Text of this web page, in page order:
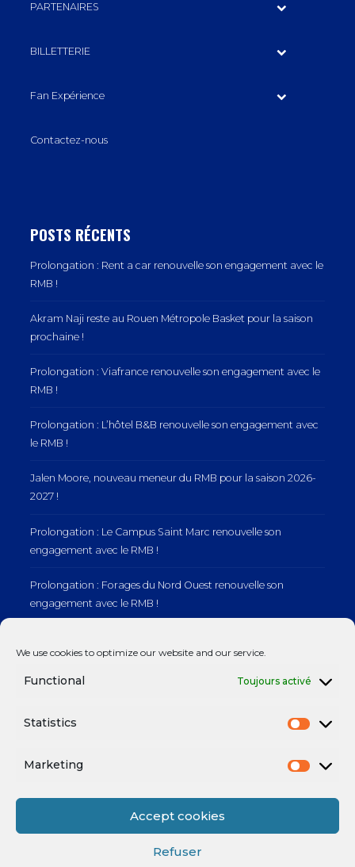
We use cookies to optimize our website and our service.
Functional Toujours activé
Statistics
Marketing
Accept cookies
Refuser
PARTENAIRES
BILLETTERIE
Fan Expérience
Contactez-nous
POSTS RÉCENTS
Prolongation : Rent a car renouvelle son engagement avec le
RMB !
Akram Naji reste au Rouen Métropole Basket pour la saison
prochaine !
Prolongation : Viafrance renouvelle son engagement avec le
RMB !
Prolongation : L’hôtel B&B renouvelle son engagement avec
le RMB !
Jalen Moore, nouveau meneur du RMB pour la saison 2026-
2027 !
Prolongation : Le Campus Saint Marc renouvelle son
engagement avec le RMB !
Prolongation : Forages du Nord Ouest renouvelle son
engagement avec le RMB !
engagement avec le RMB !
Mentions légales